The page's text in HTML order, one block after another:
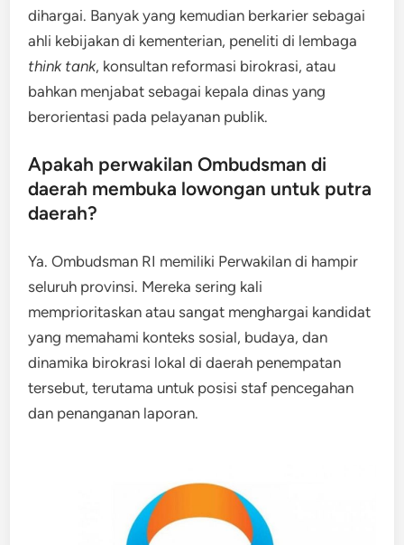
dihargai. Banyak yang kemudian berkarier sebagai
ahli kebijakan di kementerian, peneliti di lembaga
think tank, konsultan reformasi birokrasi, atau
bahkan menjabat sebagai kepala dinas yang
berorientasi pada pelayanan publik.
Apakah perwakilan Ombudsman di
daerah membuka lowongan untuk putra
daerah?
Ya. Ombudsman RI memiliki Perwakilan di hampir
seluruh provinsi. Mereka sering kali
memprioritaskan atau sangat menghargai kandidat
yang memahami konteks sosial, budaya, dan
dinamika birokrasi lokal di daerah penempatan
tersebut, terutama untuk posisi staf pencegahan
dan penanganan laporan.